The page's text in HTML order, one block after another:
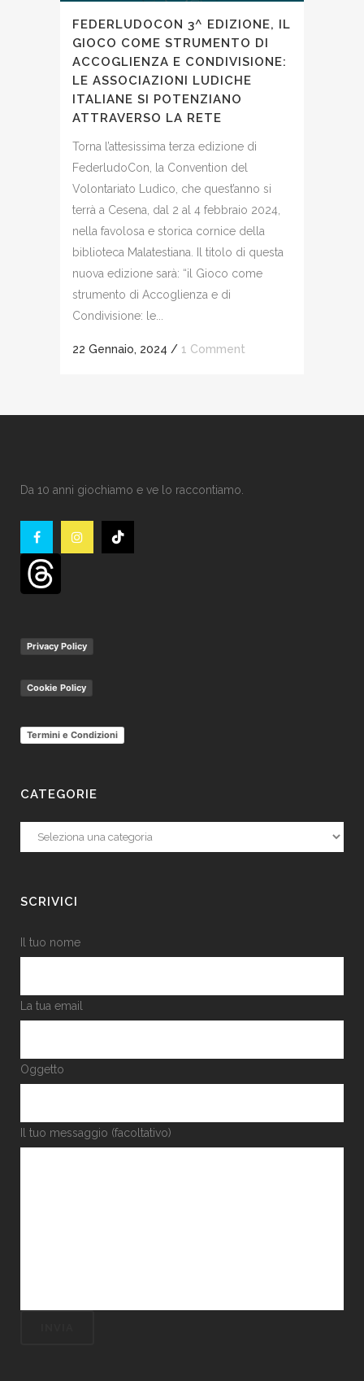
FEDERLUDOCON 3^ EDIZIONE, IL
GIOCO COME STRUMENTO DI
ACCOGLIENZA E CONDIVISIONE:
LE ASSOCIAZIONI LUDICHE
ITALIANE SI POTENZIANO
ATTRAVERSO LA RETE
Torna l’attesissima terza edizione di
FederludoCon, la Convention del
Volontariato Ludico, che quest’anno si
terrà a Cesena, dal 2 al 4 febbraio 2024,
nella favolosa e storica cornice della
biblioteca Malatestiana. Il titolo di questa
nuova edizione sarà: “il Gioco come
strumento di Accoglienza e di
Condivisione: le...
22 Gennaio, 2024 / 1 Comment
Da 10 anni giochiamo e ve lo raccontiamo.
Privacy Policy
Cookie Policy
Termini e Condizioni
CATEGORIE
Categorie
SCRIVICI
Il tuo nome
La tua email
Oggetto
Il tuo messaggio (facoltativo)